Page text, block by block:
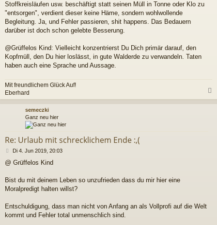
r
a
Stoffkreisläufen usw. beschäftigt statt seinen Müll in Tonne oder Klo zu
"entsorgen", verdient dieser keine Häme, sondern wohlwollende
Begleitung. Ja, und Fehler passieren, shit happens. Das Bedauern
darüber ist doch schon gelebte Besserung.
@Grüffelos Kind: Vielleicht konzentrierst Du Dich primär darauf, den
Kopfmüll, den Du hier loslässt, in gute Walderde zu verwandeln. Taten
haben auch eine Sprache und Aussage.
Mit freundlichem Glück Auf!
Eberhard
a
semeczki
Ganz neu hier
Re: Urlaub mit schrecklichem Ende :,(
B
i
r
a
Di 4. Jun 2019, 20:03
@ Grüffelos Kind
Bist du mit deinem Leben so unzufrieden dass du mir hier eine
Moralpredigt halten willst?
Entschuldigung, dass man nicht von Anfang an als Vollprofi auf die Welt
kommt und Fehler total unmenschlich sind.